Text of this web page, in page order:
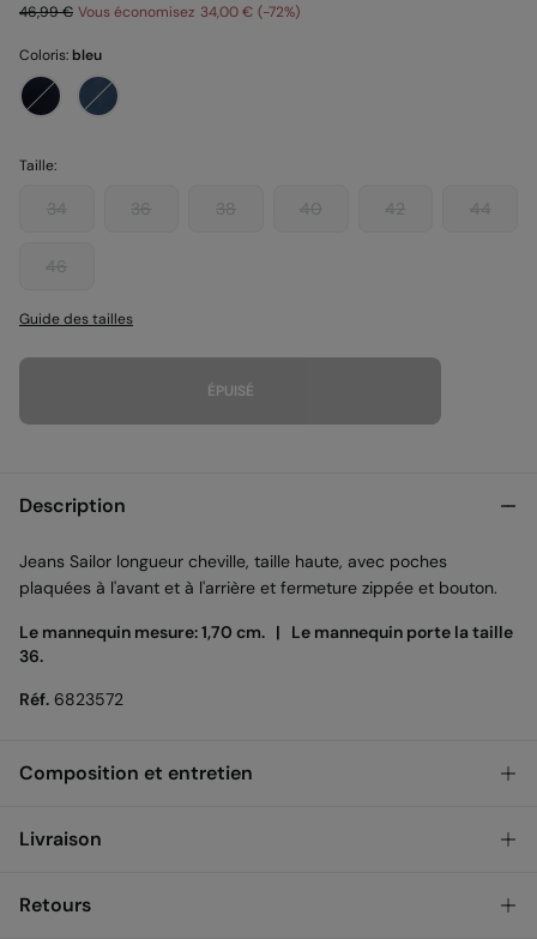
46,99 € Vous économisez 34,00 € 72
Coloris:bleu
Taille:
34 36 38 40 42 44
46
Guide des tailles
ÉPUISÉ
Description
Jeans Sailor longueur cheville, taille haute, avec poches
plaquées à l'avant et à l'arrière et fermeture zippée et bouton.
Le mannequin mesure: 1,70 cm. | Le mannequin porte la taille
36.
Réf. 6823572
Composition et entretien
Composition
Entretien
Livraison
Retours